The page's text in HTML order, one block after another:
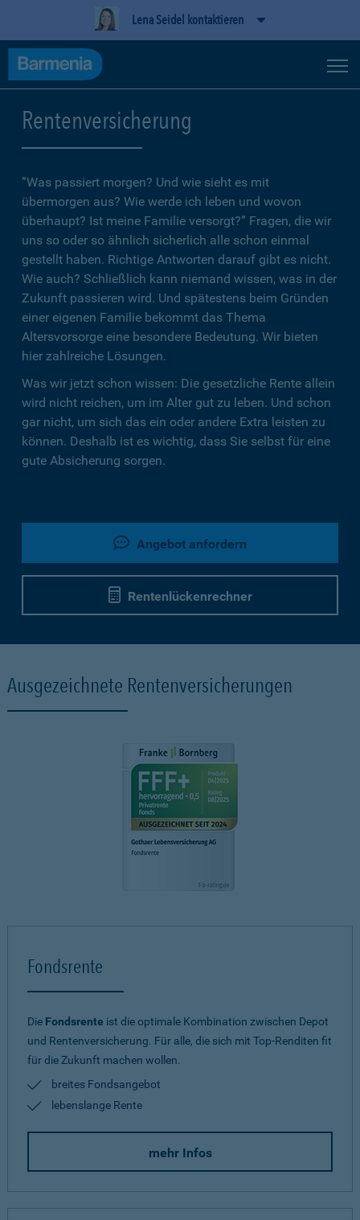
Lena Seidel kontaktieren
Rentenversicherung
”Was passiert morgen? Und wie sieht es mit
übermorgen aus? Wie werde ich leben und wovon
überhaupt? Ist meine Familie versorgt?” Fragen, die wir
uns so oder so ähnlich sicherlich alle schon einmal
gestellt haben. Richtige Antworten darauf gibt es nicht.
Wie auch? Schließlich kann niemand wissen, was in der
Zukunft passieren wird. Und spätestens beim Gründen
einer eigenen Familie bekommt das Thema
Altersvorsorge eine besondere Bedeutung. Wir bieten
hier zahlreiche Lösungen.
Was wir jetzt schon wissen: Die gesetzliche Rente allein
wird nicht reichen, um im Alter gut zu leben. Und schon
gar nicht, um sich das ein oder andere Extra leisten zu
können. Deshalb ist es wichtig, dass Sie selbst für eine
gute Absicherung sorgen.
Angebot anfordern
Rentenlückenrechner
Ausgezeichnete Rentenversicherungen
Fondsrente
Die Fondsrente ist die optimale Kombination zwischen Depot
und Rentenversicherung. Für alle, die sich mit Top-Renditen fit
für die Zukunft machen wollen.
breites Fondsangebot
lebenslange Rente
mehr Infos